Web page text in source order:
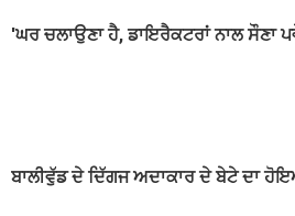
'ਘਰ ਚਲਾਉਣਾ ਹੈ, ਡਾਇਰੈਕਟਰਾਂ ਨਾਲ ਸੌਣਾ
ਬਾਲੀਵੁੱਡ ਦੇ ਦਿੱਗਜ ਅਦਾਕਾਰ ਦੇ ਬੇਟੇ ਦਾ